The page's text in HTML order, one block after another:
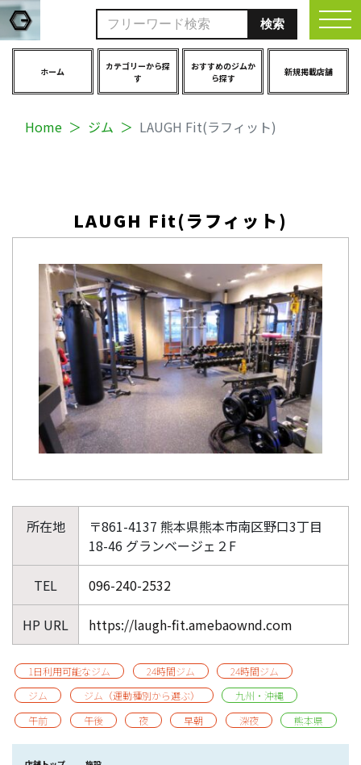
ホーム
カテゴリーから探
す
おすすめのジムか
ら探す
新規掲載店舗
Home ジム LAUGH Fit(ラフィット)
LAUGH Fit(ラフィット)
所在地
〒861-4137 熊本県熊本市南区野口3丁目
18-46 グランベージェ２F
TEL 096-240-2532
HP URL https://laugh-fit.amebaownd.com
1日利用可能なジム 24時間ジム
24時間ジム
ジム
ジム（運動種別から選ぶ）
九州・沖縄
午前
午後 夜 早朝 深夜 熊本県